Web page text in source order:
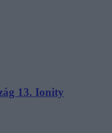
13. Ionity